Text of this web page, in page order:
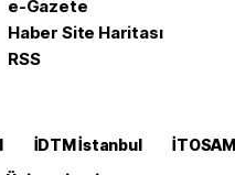
e-Gazete
Haber Site Haritası
RSS
İDTM İstanbul İTOSAM